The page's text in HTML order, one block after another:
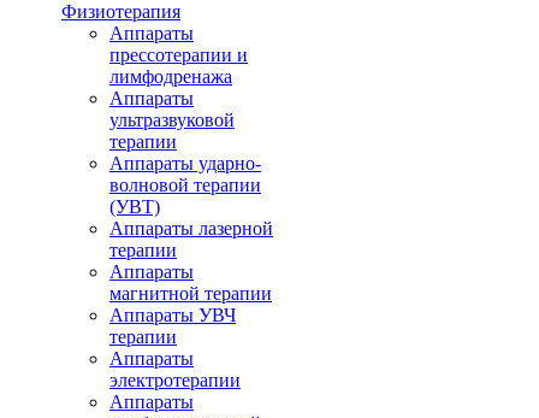
Физиотерапия
Аппараты
прессотерапии и
лимфодренажа
Аппараты
ультразвуковой
терапии
Аппараты ударно-
волновой терапии
(УВТ)
Аппараты лазерной
терапии
Аппараты
магнитной терапии
Аппараты УВЧ
терапии
Аппараты
электротерапии
Аппараты